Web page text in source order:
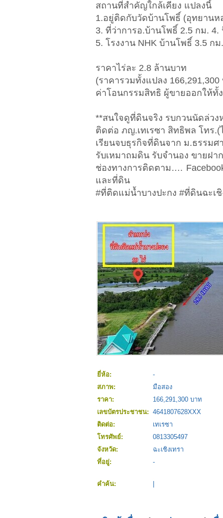
สถานที่สำคัญใกล้เคียง แปลงนี้
1.อยู่ติดกับวัดบ้านโพธิ์ (อุทยานห
3. ที่ว่าการอ.บ้านโพธิ์ 2.5 กม.
5. โรงงาน NHK บ้านโพธิ์ 3.5
ราคาไร่ละ 2.8 ล้านบาท
(ราคารวมทั้งแปลง 166,291,300
ค่าโอนกรรมสิทธิ ผู้ขายออกให้ทั้
**สนใจดูที่ดินจริง รบกวนนัดล่วง
ติดต่อ ภญ.เทเรซา สิทธิพล โทร.(
เรียนจบธุรกิจที่ดินจาก ม.ธรรม
รับเหมาถมดิน รับจำนอง ขายฝาก
ช่องทางการติดตาม….
และที่ดิน
#ที่ติดแม่น้ำบางปะกง #ที่ดินฉะเ
ยี่ห้อ:
-
สภาพ:
มือสอง
ราคา:
166,291,300 บาท
เลขบัตรประชาชน: 4641807628XXX
ติดต่อ:
เทเรซา
โทรศัพย์:
0813305497
จังหวัด:
ฉะเชิงเทรา
ที่อยู่:
-
คำค้น: